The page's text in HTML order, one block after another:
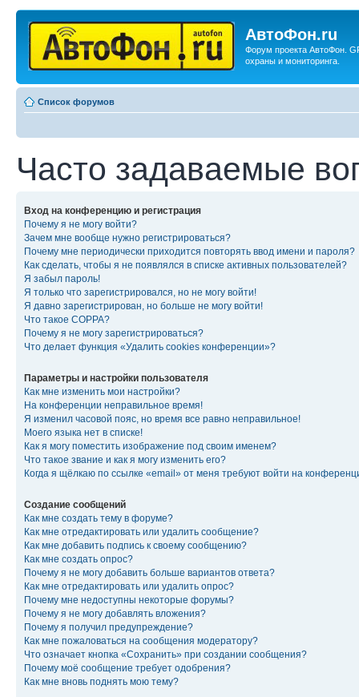
АвтоФон.ru
Форум проекта АвтоФон.
охраны и мониторинга.
Список форумов
Часто задаваемые
Вход на конференцию и регистрация
Почему я не могу войти?
Зачем мне вообще нужно регистрироваться?
Почему мне периодически приходится повторять ввод имени и пароля?
Как сделать, чтобы я не появлялся в списке активных пользователей?
Я забыл пароль!
Я только что зарегистрировался, но не могу войти!
Я давно зарегистрирован, но больше не могу войти!
Что такое COPPA?
Почему я не могу зарегистрироваться?
Что делает функция «Удалить cookies конференции»?
Параметры и настройки пользователя
Как мне изменить мои настройки?
На конференции неправильное время!
Я изменил часовой пояс, но время все равно неправильное!
Моего языка нет в списке!
Как я могу поместить изображение под своим именем?
Что такое звание и как я могу изменить его?
Когда я щёлкаю по ссылке «email» от меня требуют войти на
Создание сообщений
Как мне создать тему в форуме?
Как мне отредактировать или удалить сообщение?
Как мне добавить подпись к своему сообщению?
Как мне создать опрос?
Почему я не могу добавить больше вариантов ответа?
Как мне отредактировать или удалить опрос?
Почему мне недоступны некоторые форумы?
Почему я не могу добавлять вложения?
Почему я получил предупреждение?
Как мне пожаловаться на сообщения модератору?
Что означает кнопка «Сохранить» при создании сообщения?
Почему моё сообщение требует одобрения?
Как мне вновь поднять мою тему?